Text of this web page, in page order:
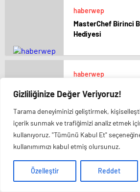
Gizliliğinize Değer Veriyoruz!
Tarama deneyiminizi geliştirmek,
içerik sunmak ve trafiğimizi analiz etmek
kullanıyoruz. "Tümünü Kabul Et"
kullanımımızı kabul etmiş olursunuz.
Özelleştir Reddet
haberwep
MasterChef Birinci
Hediyesi
haberwep
Post
Haberwepte.com
Veri politikasındaki amaçlarla sınırlı ve
çerez konumlandırmaktayız. Detaylar için
veri
inceleyebilirsiniz.